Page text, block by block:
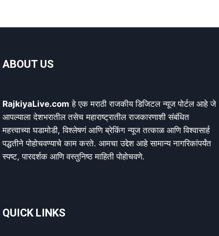
ABOUT US
RajkiyaLive.com हे एक मराठी राजकीय डिजिटल न्यूज पोर्टल आहे जे
आपल्याला देशभरातील तसेच महाराष्ट्रातील राजकारणाशी संबंधित
महत्त्वाच्या घडामोडी, विश्लेषणं आणि ब्रेकिंग न्यूज तत्काळ आणि विश्वासार्ह
पद्धतीने पोहोचवण्याचे काम करते. आमचा उद्देश आहे सामान्य नागरिकांपर्यंत
स्पष्ट, पारदर्शक आणि वस्तुनिष्ठ माहिती पोहोचवणे.
QUICK LINKS